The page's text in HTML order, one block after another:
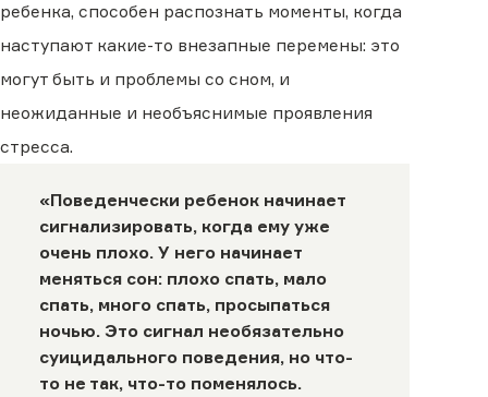
ребенка, способен распознать моменты, когда
наступают какие-то внезапные перемены: это
могут быть и проблемы со сном, и
неожиданные и необъяснимые проявления
стресса.
«Поведенчески ребенок начинает
сигнализировать, когда ему уже
очень плохо. У него начинает
меняться сон: плохо спать, мало
спать, много спать, просыпаться
ночью. Это сигнал необязательно
суицидального поведения, но что-
то не так, что-то поменялось.